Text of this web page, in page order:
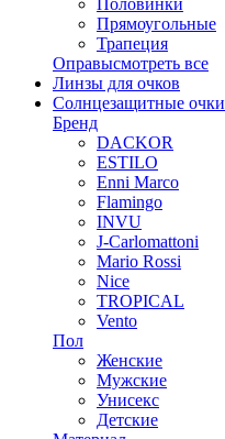
Прямоугольные
Трапеция
Оправысмотреть все
Линзы для очков
Солнцезащитные очки
Бренд
DACKOR
ESTILO
Enni Marco
Flamingo
INVU
J-Carlomattoni
Mario Rossi
Nice
TROPICAL
Vento
Пол
Женские
Мужские
Унисекс
Детские